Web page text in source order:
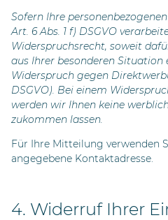
Sofern Ihre
Art. 6 Abs. 1 f) DSGVO
Widerspruchsrecht, soweit
aus Ihrer besonderen Situation
Widerspruch gegen
DSGVO). Bei einem
werden wir Ihnen keine
zukommen lassen.
Für Ihre Mitteilung verwenden
angegebene Kontaktadresse.
4. Widerruf Ihrer